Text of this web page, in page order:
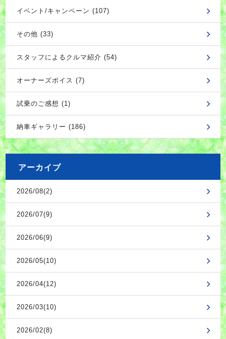
イベント/キャンペーン (107)
その他 (33)
スタッフによるクルマ紹介 (54)
オーナーズボイス (7)
試乗のご感想 (1)
納車ギャラリー (186)
アーカイブ
2026/08(2)
2026/07(9)
2026/06(9)
2026/05(10)
2026/04(12)
2026/03(10)
2026/02(8)